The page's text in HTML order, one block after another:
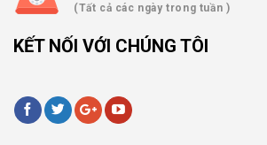
(Tất cả các ngày trong tuần )
KẾT NỐI VỚI CHÚNG TÔI